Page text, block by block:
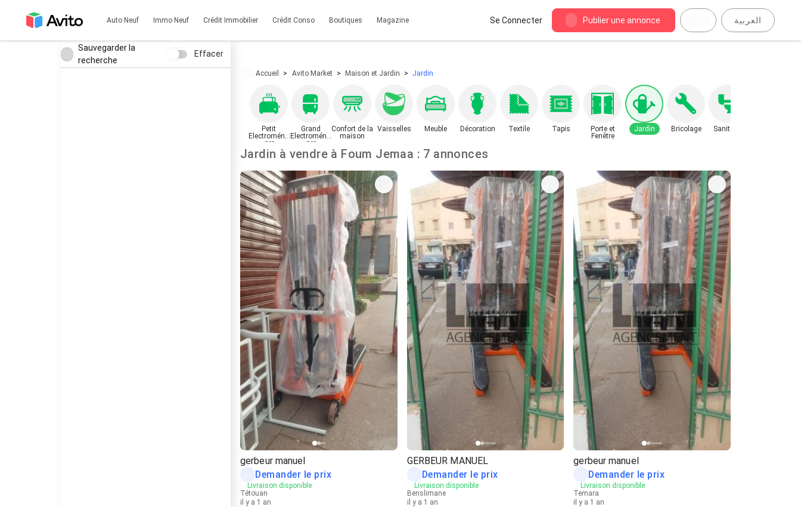
Auto Neuf Immo Neuf Crédit Immobilier Crédit Conso Boutiques Magazine Se Connecter Publier une annonce العربية
Sauvegarder la
recherche
Effacer
Accueil Avito Market Maison et Jardin Jardin
Petit
Electroména
ger
Grand
Electroména
ger
Confort de la
maison
Vaisselles Meuble Décoration Textile Tapis
Porte et
Fenêtre
Jardin Bricolage Sanitaire
Jardin à vendre à Foum Jemaa : 7 annonces
gerbeur manuel
Demander le prix
Livraison disponible
Tétouan
il y a 1 an
GERBEUR MANUEL
Demander le prix
Livraison disponible
Benslimane
il y a 1 an
gerbeur manuel
Demander le prix
Livraison disponible
Temara
il y a 1 an